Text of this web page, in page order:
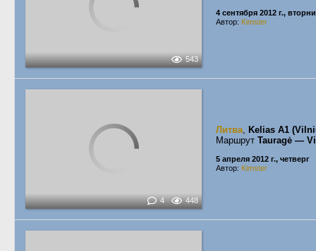
543
4 сентября 2012 г.,
Автор: Kimster
4 448
Литва, Kelias A1
Маршрут Tauragė —
5 апреля 2012 г., четверг
Автор: Kimster